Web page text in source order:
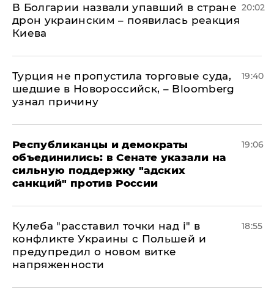
В Болгарии назвали упавший в стране
дрон украинским – появилась реакция
Киева
20:02
Турция не пропустила торговые суда,
шедшие в Новороссийск, – Bloomberg
узнал причину
19:40
Республиканцы и демократы
объединились: в Сенате указали на
сильную поддержку "адских
санкций" против России
19:06
Кулеба "расставил точки над і" в
конфликте Украины с Польшей и
предупредил о новом витке
напряженности
18:55